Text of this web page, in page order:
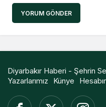
YORUM GÖNDER
Diyarbakır Haberi - Şehrin
Yazarlarımız
Künye